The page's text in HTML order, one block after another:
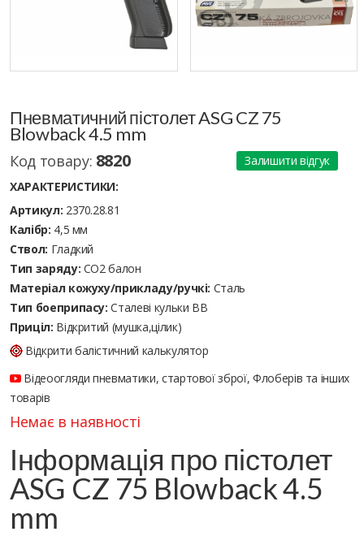
Пневматичний пістолет ASG CZ 75
Blowback 4.5 mm
Код товару: 8820
Залишити відгук
ХАРАКТЕРИСТИКИ:
Артикул: 2370.28.81
Калібр: 4,5 мм
Ствол: Гладкий
Тип заряду: CO2 балон
Матеріал кожуху/прикладу/ручкі: Сталь
Тип боеприпасу: Сталеві кульки ВВ
Приціл: Відкритий (мушка,цілик)
Відкрити балістичний калькулятор
Відеоогляди пневматики, стартової зброї, Флоберів та інших
товарів
Немає в наявності
Інформація про пістолет
ASG CZ 75 Blowback 4.5
mm